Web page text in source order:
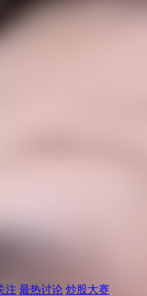
注 最热讨论 炒股大赛